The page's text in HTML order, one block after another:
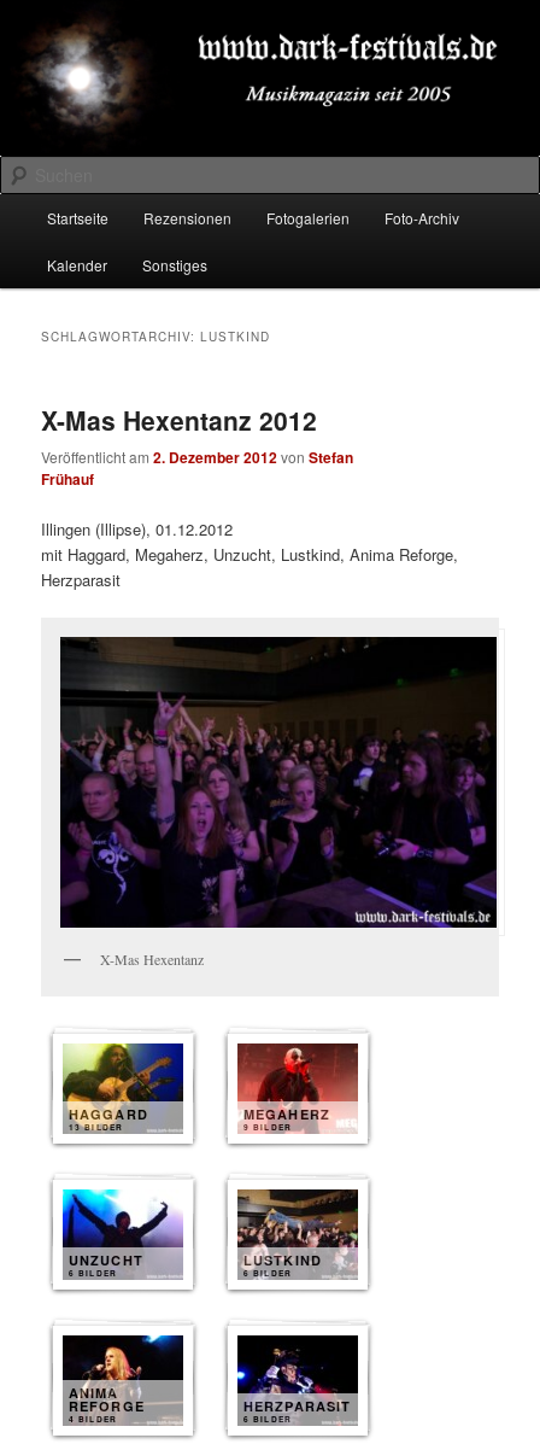
primären
Inhalt
springen
sekundären
Inhalt
springenDARK-FESTIVALS.DE
Suchen
Startseite Rezensionen Fotogalerien Foto-Archiv
Kalender Sonstiges
SCHLAGWORTARCHIV:LUSTKIND
X-Mas Hexentanz 2012
Veröffentlicht am2. Dezember 2012vonStefan
Frühauf
Illingen (Illipse), 01.12.2012
mit Haggard, Megaherz, Unzucht, Lustkind, Anima Reforge,
Herzparasit
X-Mas Hexentanz
HAGGARD
13 BILDER
MEGAHERZ
9 BILDER
UNZUCHT
6 BILDER
LUSTKIND
6 BILDER
ANIMA
REFORGE
4 BILDER
HERZPARASIT
6 BILDER